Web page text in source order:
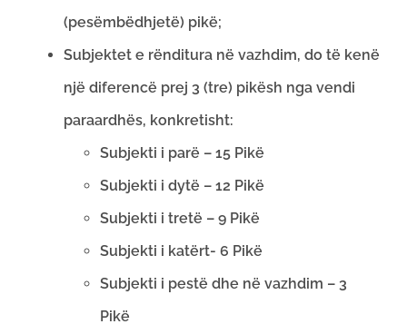
(pesëmbëdhjetë) pikë;
Subjektet e rënditura në vazhdim, do të kenë
një diferencë prej 3 (tre) pikësh nga vendi
paraardhës, konkretisht:
Subjekti i parë – 15 Pikë
Subjekti i dytë – 12 Pikë
Subjekti i tretë – 9 Pikë
Subjekti i katërt- 6 Pikë
Subjekti i pestë dhe në vazhdim – 3
Pikë